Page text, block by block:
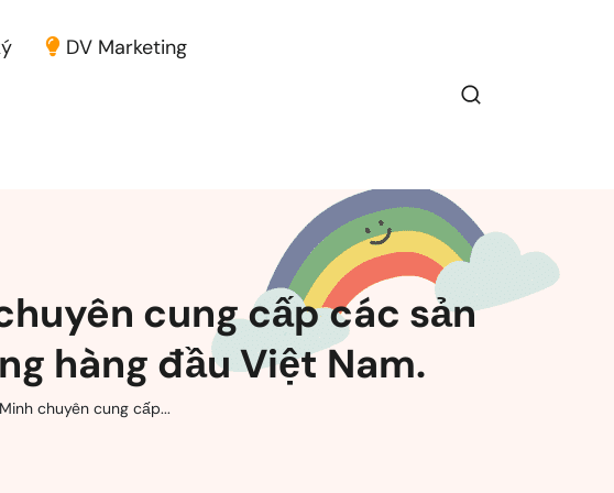
DV Marketing
cung cấp các sản
hàng đầu Việt Nam.
chuyên cung cấp...